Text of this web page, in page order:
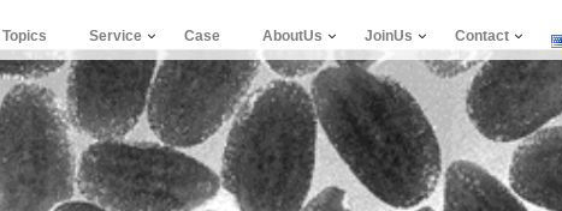
Topics Service Case AboutUs JoinUs Contact